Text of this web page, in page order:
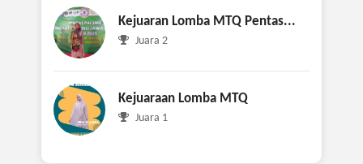
Kejuaran Lomba MTQ Pentas...
Juara 2
Kejuaraan Lomba MTQ
Juara 1